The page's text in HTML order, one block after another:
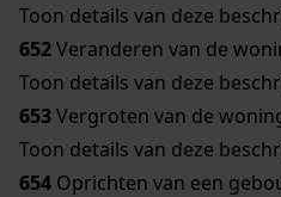
Toon details van deze
652Veranderen van de
Toon details van deze
653Vergroten van de
Toon details van deze
654 Oprichten van een